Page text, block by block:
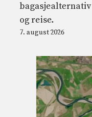
og reise.
7. august 2026